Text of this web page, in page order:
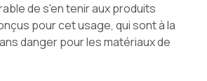
de s'en tenir aux produits
pour cet usage, qui sont à la
danger pour les matériaux de